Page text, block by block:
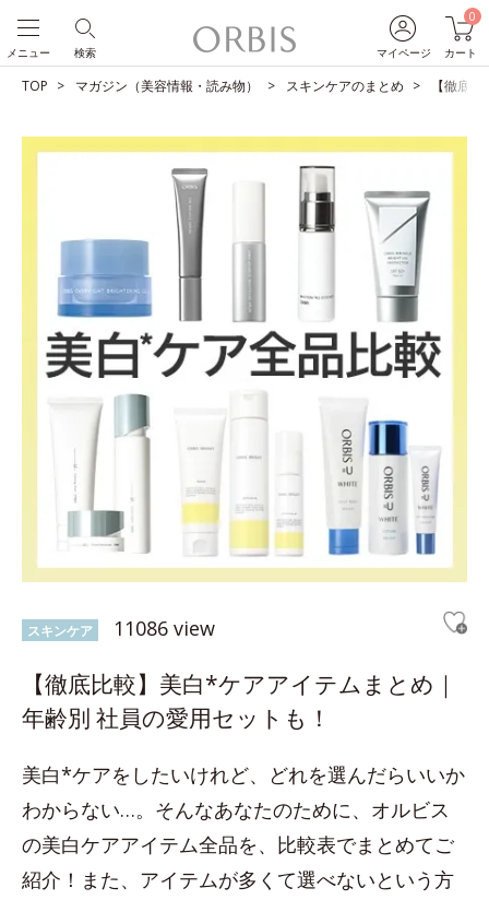
マイページ
0
カート
検索
メニュー
TOP マガジン（美容情報・読み物） スキンケアのまとめ 【徹底
スキンケア 11086 view
【徹底比較】美白*ケアアイテムまとめ｜
年齢別 社員の愛用セットも！
美白*ケアをしたいけれど、どれを選んだらいいか
わからない…。そんなあなたのために、オルビス
の美白ケアアイテム全品を、比較表でまとめてご
紹介！また、アイテムが多くて選べないという方